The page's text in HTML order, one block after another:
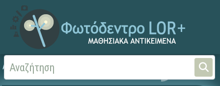
Αρχική Μαθαίνουμε στο Σπίτι